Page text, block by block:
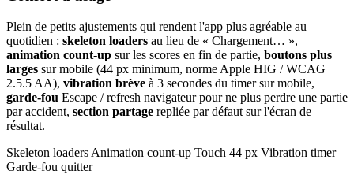
Plein de petits ajustements qui rendent l'app plus agréable au
quotidien : skeleton loaders au lieu de « Chargement… »,
animation count-up sur les scores en fin de partie, boutons plus
larges sur mobile (44 px minimum, norme Apple HIG / WCAG
2.5.5 AA), vibration brève à 3 secondes du timer sur mobile,
garde-fou Escape / refresh navigateur pour ne plus perdre une partie
par accident, section partage repliée par défaut sur l'écran de
résultat.
Skeleton loaders Animation count-up Touch 44 px Vibration timer
Garde-fou quitter